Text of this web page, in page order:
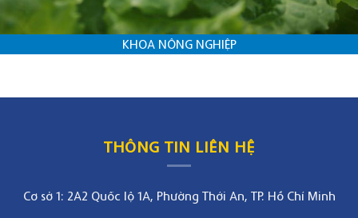
KHOA NÔNG NGHIỆP
THÔNG TIN LIÊN HỆ
Cơ sở 1: 2A2 Quốc lộ 1A, Phường Thới An, TP. Hồ Chí Minh